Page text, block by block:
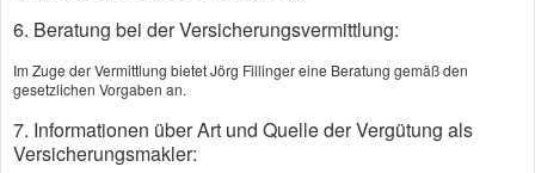
Hinterbliebenenschutz– Stirbt die
versicherte Person während der
Vertragslaufzeit, erhalten die im Vertrag
Begünstigten eine vereinbarte
Todesfallsumme.
6. Beratung bei der Versicherungsvermittlung:
Im Zuge der Vermittlung bietet Jörg Fillinger eine Beratung gemäß den
gesetzlichen Vorgaben an.
7. Informationen über Art und Quelle der Vergütung als
Versicherungsmakler: